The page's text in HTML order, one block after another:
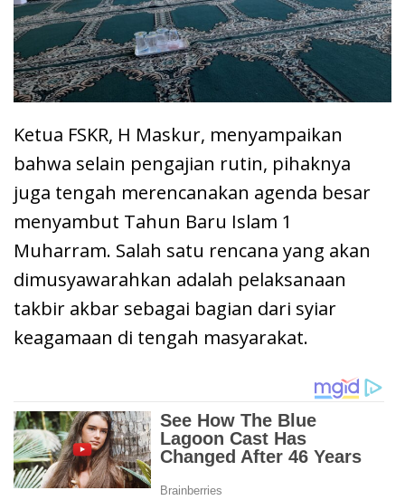
Ketua FSKR, H Maskur, menyampaikan
bahwa selain pengajian rutin, pihaknya
juga tengah merencanakan agenda besar
menyambut Tahun Baru Islam 1
Muharram. Salah satu rencana yang akan
dimusyawarahkan adalah pelaksanaan
takbir akbar sebagai bagian dari syiar
keagamaan di tengah masyarakat.